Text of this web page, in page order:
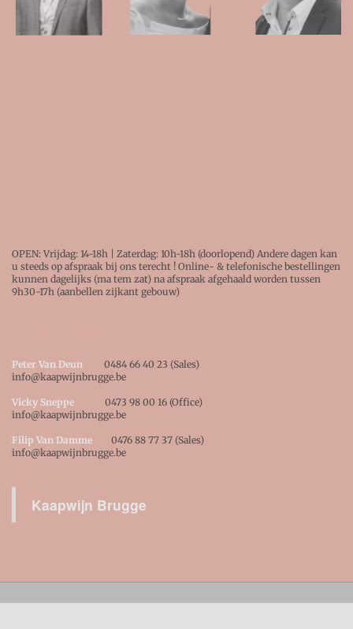
OPEN: Vrijdag: 14-18h | Zaterdag: 10h-18h (doorlopend) Andere dagen kan
u steeds op afspraak bij ons terecht ! Online- & telefonische bestellingen
kunnen dagelijks (ma tem zat) na afspraak afgehaald worden tussen
9h30-17h (aanbellen zijkant gebouw)
Peter Van Deun 0484 66 40 23 (Sales)
info@kaapwijnbrugge.be
Vicky Sneppe
0473 98 00 16 (Office)
info@kaapwijnbrugge.be
Filip Van Damme
0476 88 77 37 (Sales)
info@kaapwijnbrugge.be
Kaapwijn Brugge